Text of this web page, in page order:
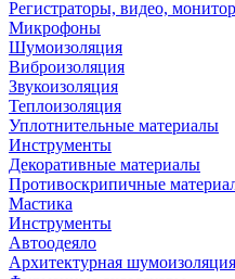
Регистраторы, видео,
Микрофоны
Шумоизоляция
Виброизоляция
Звукоизоляция
Теплоизоляция
Уплотнительные материалы
Инструменты
Декоративные материалы
Противоскрипичные
Мастика
Инструменты
Автоодеяло
Архитектурная шумоизоляция